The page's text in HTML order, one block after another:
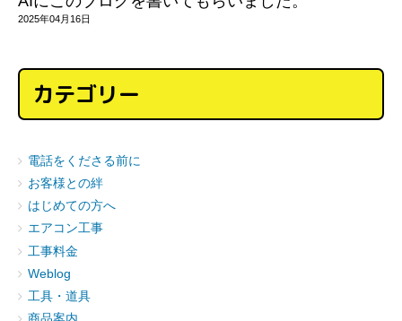
2025年04月16日
カテゴリー
電話をくださる前に
お客様との絆
はじめての方へ
エアコン工事
工事料金
Weblog
工具・道具